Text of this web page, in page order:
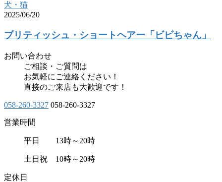
犬・猫
2025/06/20
ブリティッシュ・ショートヘアー「ビビちゃん」
お問い合わせ
ご相談・ご質問は
お気軽にご連絡ください！
直接のご来店も大歓迎です！
058-260-3327 058-260-3327
営業時間
平日 13時～20時
土日祝 10時～20時
定休日